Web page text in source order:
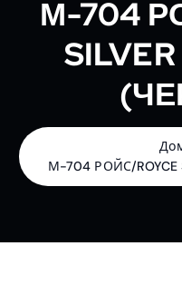
М-704
М-704 РОЙС/ROYCE